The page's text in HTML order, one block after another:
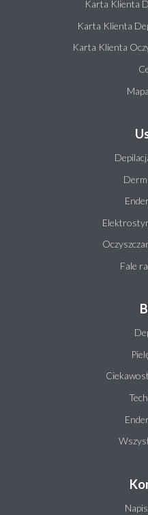
Karta Klienta
Karta Klienta
Karta Klienta
Fale